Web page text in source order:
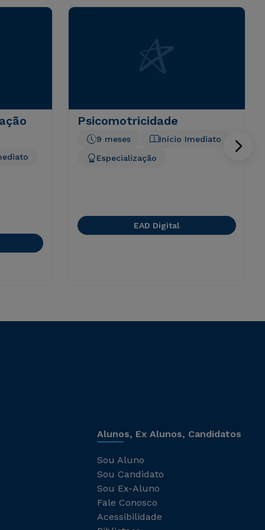
Psicomotricidade
Início Imediato
9 meses
Especialização
EAD Digital
Alunos, Ex Alunos, Candidatos
Sou Aluno
Sou Candidato
Sou Ex-Aluno
Fale Conosco
Acessibilidade